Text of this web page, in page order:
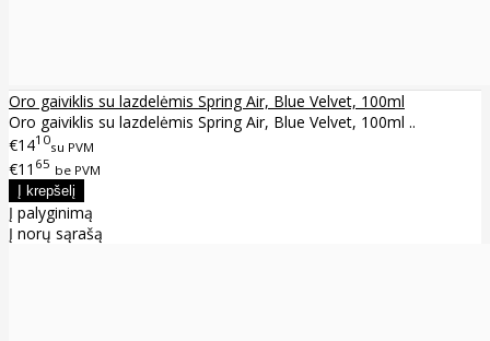
Oro gaiviklis su lazdelėmis Spring Air, Blue Velvet, 100ml
Oro gaiviklis su lazdelėmis Spring Air, Blue Velvet, 100ml ..
€1410su PVM
€11 65 be PVM
Į palyginimą
Į norų sąrašą